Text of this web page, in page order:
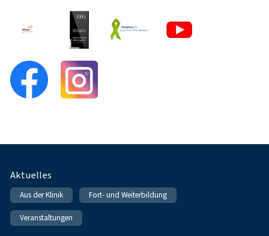
Fußnavigation
Aktuelles
Aus der Klinik Fort- und Weiterbildung
Veranstaltungen